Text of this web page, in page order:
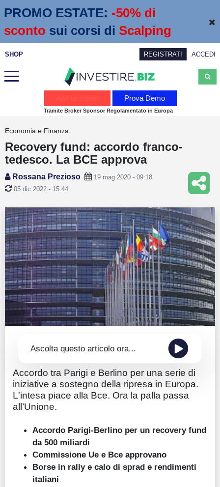
PROMO ESTATE: -50% di
sconto sui corsi di Scalping
SHOP REGISTRATI ACCEDI
Webinar
Servizi
Education
Guide
Quotazioni
Conto IG
Guru Monitor
Stagionalità
Prova Demo
Tramite Broker Sponsor Regolamentato in Europa
Economia e Finanza
Recovery fund: accordo franco-
tedesco. La BCE approva
Rossana Prezioso
19 mag 2020 - 09:18
05 dic 2022 - 15:44
Ascolta questo articolo ora...
Accordo tra Parigi e Berlino per una serie di
iniziative a sostegno della ripresa in Europa.
L'intesa piace alla Bce. Ora la palla passa
all’Unione.
Accordo Parigi-Berlino per un recovery fund
da 500 miliardi
Commissione Ue e Bce approvano
Borse in rally e calo di sprad e rendimenti
italiani